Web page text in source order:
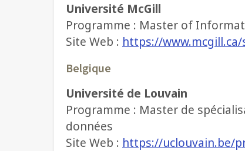
Université McGill
Programme : Master of
Site Web : https://
Belgique
Université de Louvain
Programme : Master de
données
Site Web : https://uclouvain.be/